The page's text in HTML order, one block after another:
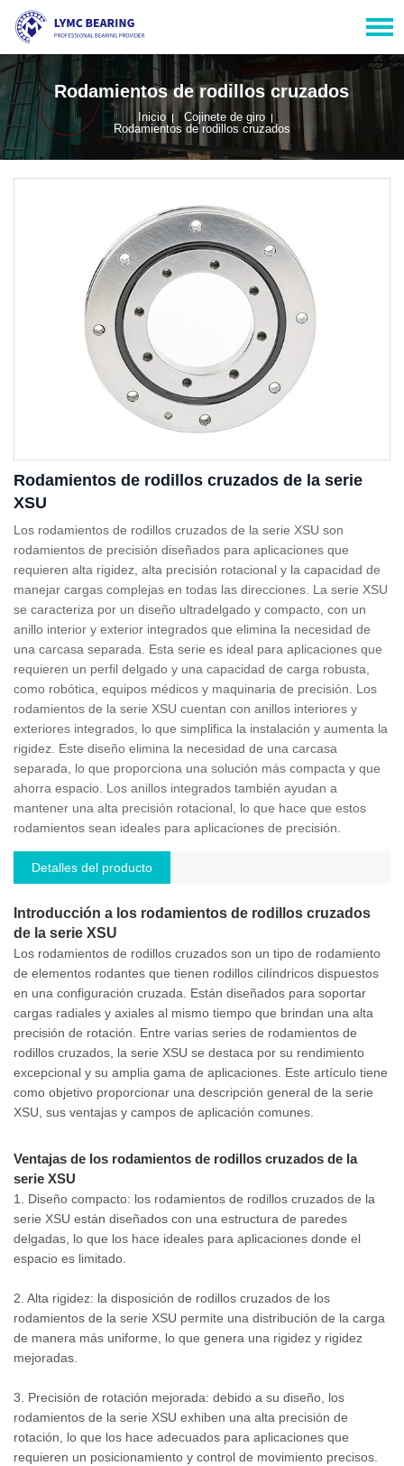
Rodamientos de rodillos cruzados
Inicio
Cojinete de giro
Rodamientos de rodillos cruzados
Rodamientos de rodillos cruzados de la serie
XSU
Los rodamientos de rodillos cruzados de la serie XSU son
rodamientos de precisión diseñados para aplicaciones que
requieren alta rigidez, alta precisión rotacional y la capacidad de
manejar cargas complejas en todas las direcciones. La serie XSU
se caracteriza por un diseño ultradelgado y compacto, con un
anillo interior y exterior integrados que elimina la necesidad de
una carcasa separada. Esta serie es ideal para aplicaciones que
requieren un perfil delgado y una capacidad de carga robusta,
como robótica, equipos médicos y maquinaria de precisión. Los
rodamientos de la serie XSU cuentan con anillos interiores y
exteriores integrados, lo que simplifica la instalación y aumenta la
rigidez. Este diseño elimina la necesidad de una carcasa
separada, lo que proporciona una solución más compacta y que
ahorra espacio. Los anillos integrados también ayudan a
mantener una alta precisión rotacional, lo que hace que estos
rodamientos sean ideales para aplicaciones de precisión.
Detalles del producto
Introducción a los rodamientos de rodillos cruzados
de la serie XSU
Los rodamientos de rodillos cruzados son un tipo de rodamiento
de elementos rodantes que tienen rodillos cilíndricos dispuestos
en una configuración cruzada. Están diseñados para soportar
cargas radiales y axiales al mismo tiempo que brindan una alta
precisión de rotación. Entre varias series de rodamientos de
rodillos cruzados, la serie XSU se destaca por su rendimiento
excepcional y su amplia gama de aplicaciones. Este artículo tiene
como objetivo proporcionar una descripción general de la serie
XSU, sus ventajas y campos de aplicación comunes.
Ventajas de los rodamientos de rodillos cruzados de la
serie XSU
1. Diseño compacto: los rodamientos de rodillos cruzados de la
serie XSU están diseñados con una estructura de paredes
delgadas, lo que los hace ideales para aplicaciones donde el
espacio es limitado.
2. Alta rigidez: la disposición de rodillos cruzados de los
rodamientos de la serie XSU permite una distribución de la carga
de manera más uniforme, lo que genera una rigidez y rigidez
mejoradas.
3. Precisión de rotación mejorada: debido a su diseño, los
rodamientos de la serie XSU exhiben una alta precisión de
rotación, lo que los hace adecuados para aplicaciones que
requieren un posicionamiento y control de movimiento precisos.